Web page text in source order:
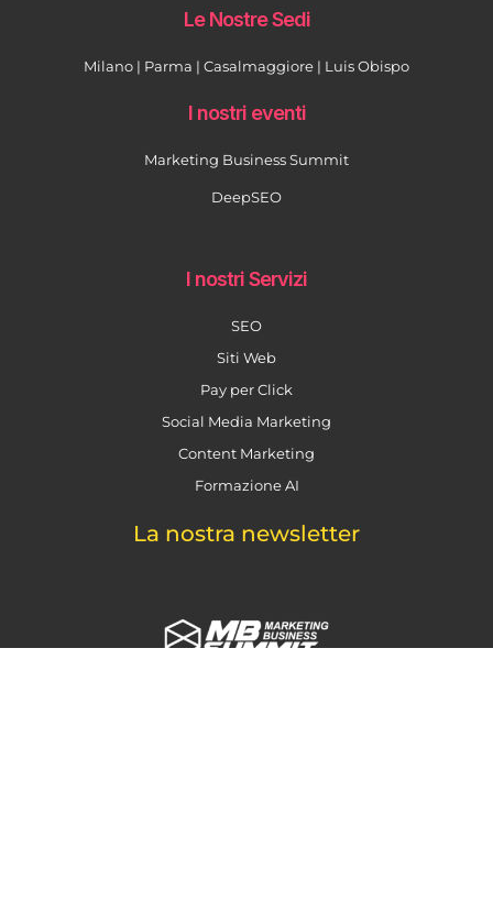
Le Nostre Sedi
Milano | Parma | Casalmaggiore | Luis Obispo
I nostri eventi
Marketing Business Summit
DeepSEO
I nostri Servizi
SEO
Siti Web
Pay per Click
Social Media Marketing
Content Marketing
Formazione AI
La nostra newsletter